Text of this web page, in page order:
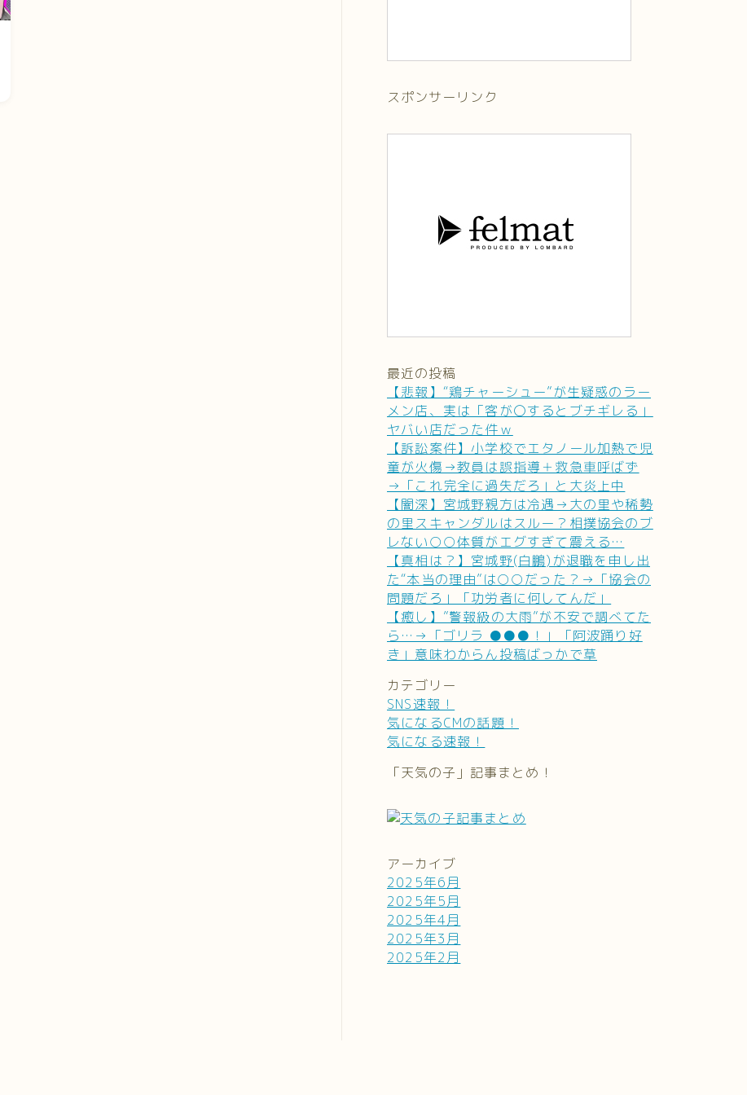
スポンサーリンク
最近の投稿
【悲報】“鶏チャーシュー”が生疑惑のラー
メン店、実は「客が〇するとブチギレる」
ヤバい店だった件ｗ
【訴訟案件】小学校でエタノール加熱で児
童が火傷→教員は誤指導＋救急車呼ばず
→「これ完全に過失だろ」と大炎上中
【闇深】宮城野親方は冷遇→大の里や稀勢
の里スキャンダルはスルー？相撲協会のブ
レない○○体質がエグすぎて震える…
【真相は？】宮城野(白鵬)が退職を申し出
た“本当の理由”は○○だった？→「協会の
問題だろ」「功労者に何してんだ」
【癒し】”警報級の大雨”が不安で調べてた
ら…→「ゴリラ ●●●！」「阿波踊り好
き」意味わからん投稿ばっかで草
カテゴリー
SNS速報！
気になるCMの話題！
気になる速報！
「天気の子」記事まとめ！
アーカイブ
2025年6月
2025年5月
2025年4月
2025年3月
2025年2月